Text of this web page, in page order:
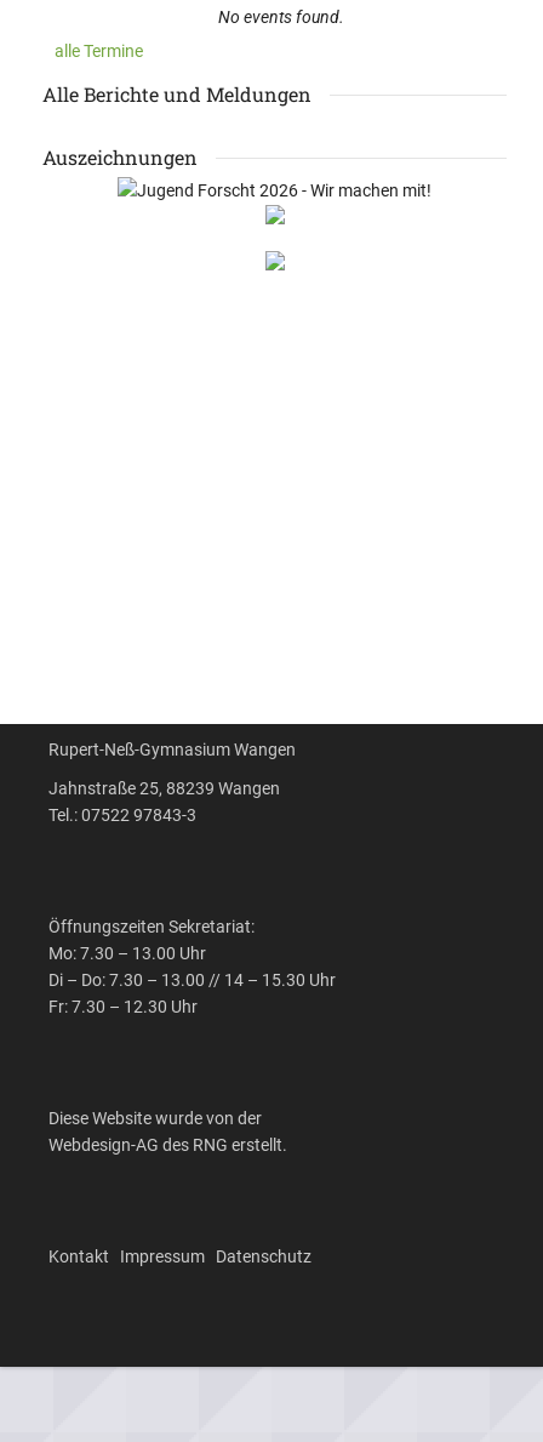
No events found.
alle Termine
Alle Berichte und Meldungen
Auszeichnungen
Rupert-Neß-Gymnasium Wangen
Jahnstraße 25, 88239 Wangen
Tel.: 07522 97843-3
Öffnungszeiten Sekretariat:
Mo: 7.30 – 13.00 Uhr
Di – Do: 7.30 – 13.00 // 14 – 15.30 Uhr
Fr: 7.30 – 12.30 Uhr
Diese Website wurde von der
Webdesign-AG des RNG erstellt.
Kontakt Impressum Datenschutz